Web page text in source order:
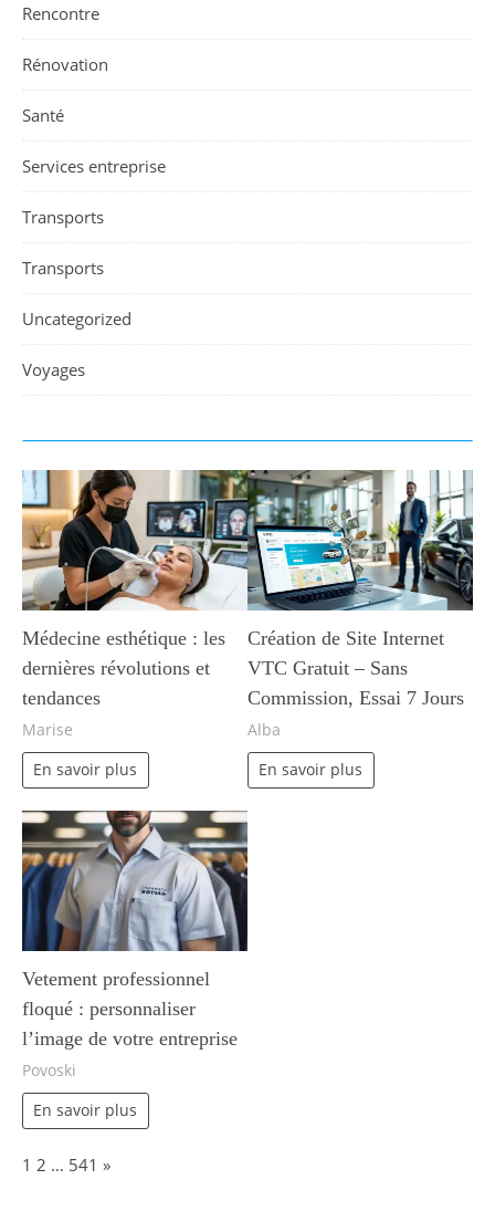
Rencontre
Rénovation
Santé
Services entreprise
Transports
Transports
Uncategorized
Voyages
Médecine esthétique : les
dernières révolutions et
tendances
Marise
En savoir plus
Création de Site Internet
VTC Gratuit – Sans
Commission, Essai 7 Jours
Alba
En savoir plus
Vetement professionnel
floqué : personnaliser
l’image de votre entreprise
Povoski
En savoir plus
Page:
1 2 … 541 Next
»